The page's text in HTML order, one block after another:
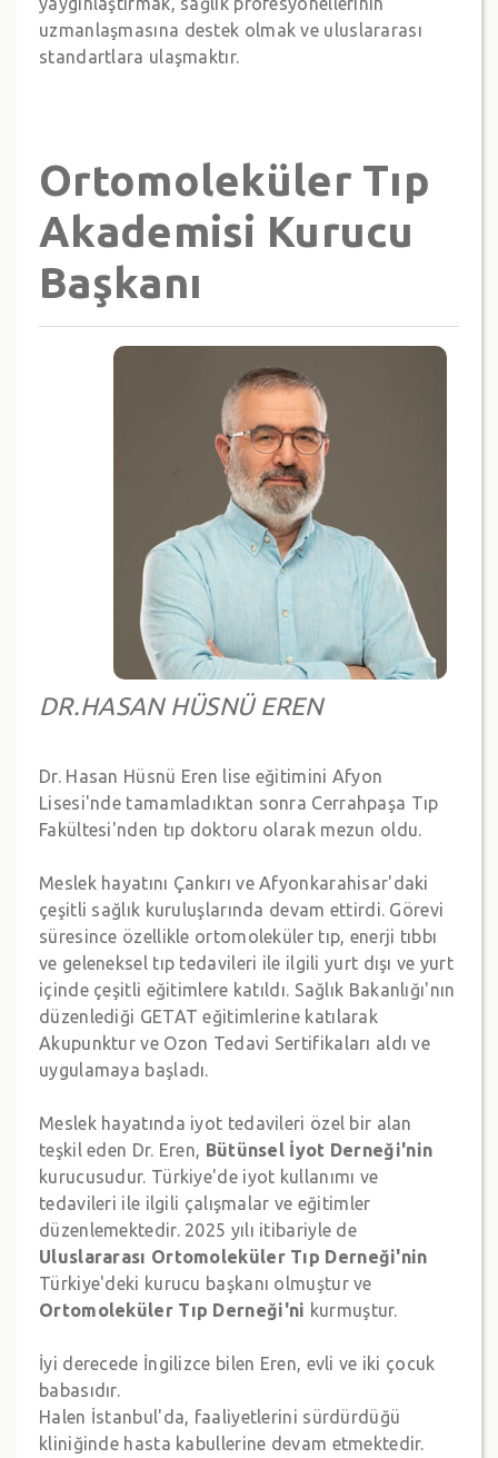
uzmanlaşmasına destek olmak ve uluslararası
standartlara ulaşmaktır.
Ortomoleküler Tıp
Akademisi Kurucu
Başkanı
DR.HASAN HÜSNÜ EREN
Dr. Hasan Hüsnü Eren lise eğitimini Afyon
Lisesi'nde tamamladıktan sonra Cerrahpaşa Tıp
Fakültesi'nden tıp doktoru olarak mezun oldu.
Meslek hayatını Çankırı ve Afyonkarahisar'daki
çeşitli sağlık kuruluşlarında devam ettirdi. Görevi
süresince özellikle ortomoleküler tıp, enerji tıbbı
ve geleneksel tıp tedavileri ile ilgili yurt dışı ve yurt
içinde çeşitli eğitimlere katıldı. Sağlık Bakanlığı'nın
düzenlediği GETAT eğitimlerine katılarak
Akupunktur ve Ozon Tedavi Sertifikaları aldı ve
uygulamaya başladı.
Meslek hayatında iyot tedavileri özel bir alan
teşkil eden Dr. Eren, Bütünsel İyot Derneği'nin
kurucusudur. Türkiye'de iyot kullanımı ve
tedavileri ile ilgili çalışmalar ve eğitimler
düzenlemektedir. 2025 yılı itibariyle de
Uluslararası Ortomoleküler Tıp Derneği'nin
Türkiye'deki kurucu başkanı olmuştur ve
Ortomoleküler Tıp Derneği'ni kurmuştur.
İyi derecede İngilizce bilen Eren, evli ve iki çocuk
babasıdır.
Halen İstanbul'da, faaliyetlerini sürdürdüğü
kliniğinde hasta kabullerine devam etmektedir.